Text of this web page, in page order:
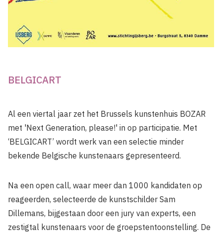
BELGICART
Al een viertal jaar zet het Brussels kunstenhuis BOZAR
met 'Next Generation, please!' in op participatie. Met
‘BELGICART’ wordt werk van een selectie minder
bekende Belgische kunstenaars gepresenteerd.
Na een open call, waar meer dan 1000 kandidaten op
reageerden, selecteerde de kunstschilder Sam
Dillemans, bijgestaan door een jury van experts, een
zestigtal kunstenaars voor de groepstentoonstelling. De